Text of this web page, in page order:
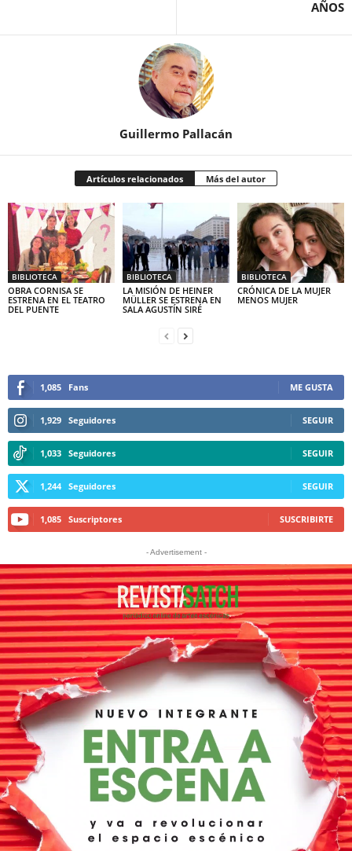
AÑOS
Guillermo Pallacán
Artículos relacionados Más del autor
BIBLIOTECA
OBRA CORNISA SE
ESTRENA EN EL TEATRO
DEL PUENTE
BIBLIOTECA
LA MISIÓN DE HEINER
MÜLLER SE ESTRENA EN
SALA AGUSTÍN SIRÉ
BIBLIOTECA
CRÓNICA DE LA MUJER
MENOS MUJER
1,085 Fans ME GUSTA
1,929 Seguidores SEGUIR
1,033 Seguidores SEGUIR
1,244 Seguidores SEGUIR
1,085 Suscriptores SUSCRIBIRTE
- Advertisement -